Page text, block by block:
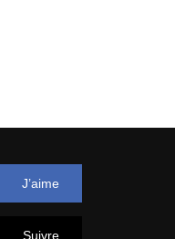
J’aime
Suivre